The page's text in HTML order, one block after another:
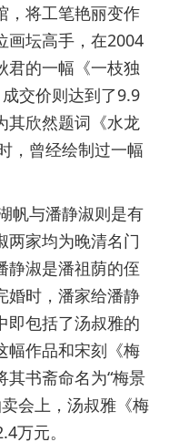
，将工笔艳丽变作
画坛高手，在2004
君的一幅《一枝独
交价则达到了9.9
其欣然题词《水龙
，曾经绘制过一幅
与潘静淑则是有
两家均为晚清名门
静淑是潘祖荫的侄
婚时，潘家给潘静
即包括了汤叔雅的
幅作品和宋刻《梅
书斋命名为“梅景
会上，汤叔雅《梅
万元。